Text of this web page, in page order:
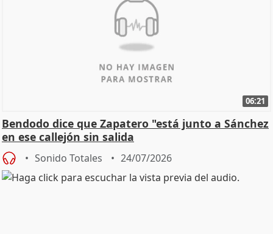
06:21
Bendodo dice que Zapatero "está junto a Sánchez
en ese callejón sin salida
Sonido Totales 24/07/2026